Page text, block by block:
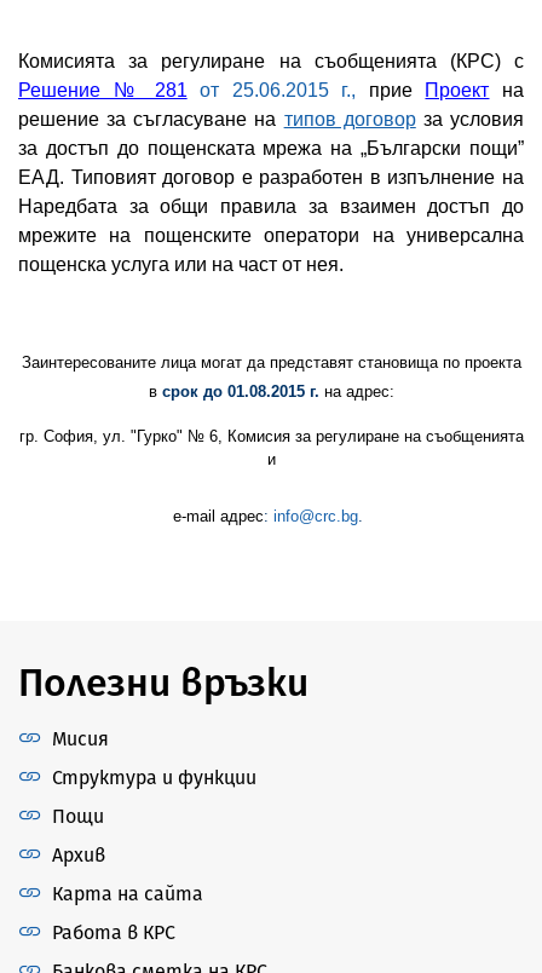
Комисията за регулиране на съобщенията (КРС) с
Решение № 281 от 25.06.2015 г., прие Проект
на
решениеза съгласуване на типов договорза условия
за достъп до пощенската мрежа на „Български пощи”
ЕАД. Типовият договор е разработен в изпълнение на
Наредбата за общи правила за взаимен достъп до
мрежите на пощенските оператори на универсална
пощенска услуга или на част от нея.
Заинтересованите лица могат да представят становища по проекта
в срок до 01.08.2015 г. на адрес:
гр. София, ул. "Гурко" № 6, Комисия за регулиране на съобщенията
и
e-mail адрес: info@crc.bg.
Полезни връзки
Мисия
Структура и функции
Пощи
Архив
Карта на сайта
Работа в КРС